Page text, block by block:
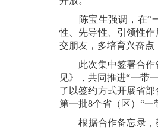
陈宝生强调，在“一
性、先导性、引领性
交朋友，多培育兴奋
此次集中签署合作备
见》，共同推进“一带
了以签约方式开展省
第一批8个省（区）“
根据合作备忘录，教